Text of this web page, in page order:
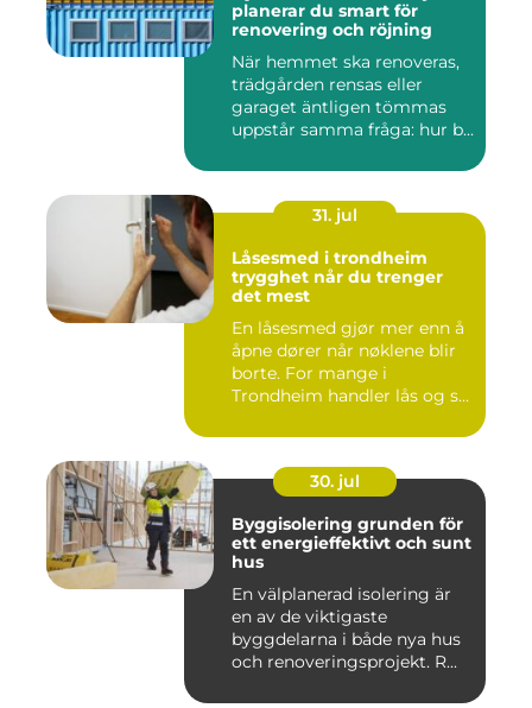
planerar du smart för
renovering och röjning
När hemmet ska renoveras,
trädgården rensas eller
garaget äntligen tömmas
uppstår samma fråga: hur b...
31. jul
Låsesmed i trondheim
trygghet når du trenger
det mest
En låsesmed gjør mer enn å
åpne dører når nøklene blir
borte. For mange i
Trondheim handler lås og s...
30. jul
Byggisolering grunden för
ett energieffektivt och sunt
hus
En välplanerad isolering är
en av de viktigaste
byggdelarna i både nya hus
och renoveringsprojekt. R...